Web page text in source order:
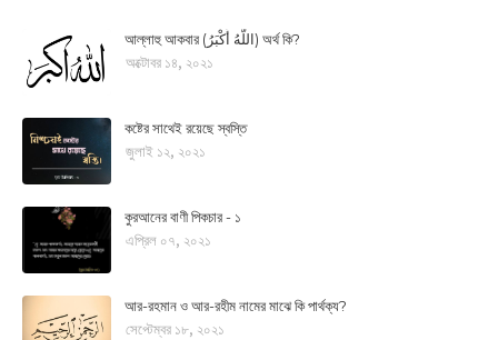
আল্লাহু আকবার (اللَّهُ أَكْبَرُ) অর্থ কি?
অক্টোবর ১৪, ২০২১
কষ্টের সাথেই রয়েছে স্বস্তি
জুলাই ১২, ২০২১
কুরআনের বাণী পিকচার - ১
এপ্রিল ০৭, ২০২১
আর-রহমান ও আর-রহীম নামের মাঝে কি পার্থক্য?
সেপ্টেম্বর ১৮, ২০২১